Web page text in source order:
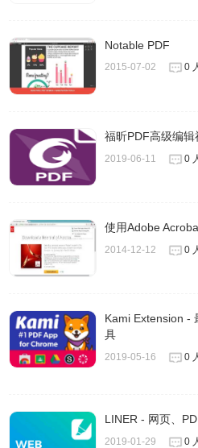
Notable PDF
2015-07-02 0
福昕PDF高级编
2019-06-11 0
使用Adobe
2014-12-12 0
Kami Extension -
具
2019-05-16 0
LINER - 网页、
2019-01-29 0